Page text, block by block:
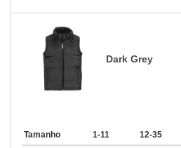
Dark Grey
Tamanho 1-11 12-35